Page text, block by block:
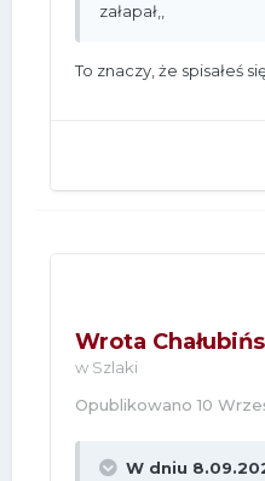
załapał,,
To znaczy, że spisałeś
Wrota
w Szlaki
Opublikowano10
W dniu